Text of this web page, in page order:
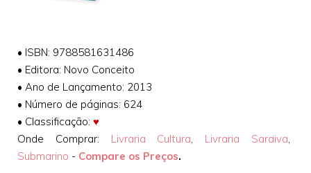
• ISBN: 9788581631486
• Editora: Novo Conceito
• Ano de Lançamento: 2013
• Número de páginas: 624
• Classificação: ♥
Onde Comprar: Livraria Cultura, Livraria Saraiva,
Submarino - Compare os Preços.